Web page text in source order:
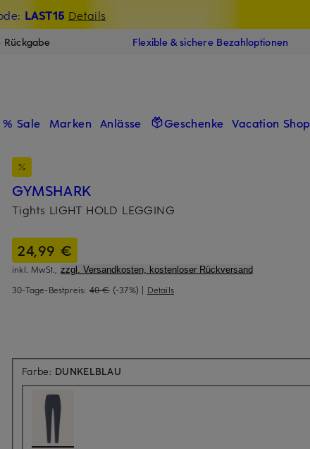
LAST15 Details
sichern
Flexible & sichere Bezahloptionen
% Sale Marken Anlässe Geschenke Vacation Shop
GYMSHARK
Tights LIGHT HOLD LEGGING
24,99 €
inkl. MwSt., zzgl. Versandkosten, kostenloser Rückversand
30-Tage-Bestpreis: 40 € (-37%) | Details
Farbe: DUNKELBLAU